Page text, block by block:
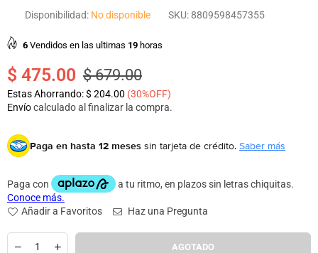
Disponibilidad: No disponible SKU:8809598457355
6 Vendidos en las ultimas 19 horas
habitual
$ 475.00 $ 679.00
Estas Ahorrando:$ 204.00 (30%OFF)
Envíocalculado al finalizar la compra.
Paga en hasta 12 meses sin tarjeta de crédito. Saber más
Añadir a Favoritos Haz una Pregunta
Cantidad
AGOTADO